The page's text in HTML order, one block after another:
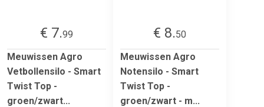
€ 7.99
Meuwissen Agro
Vetbollensilo - Smart
Twist Top -
groen/zwart...
€ 8.50
Meuwissen Agro
Notensilo - Smart
Twist Top -
groen/zwart - m...